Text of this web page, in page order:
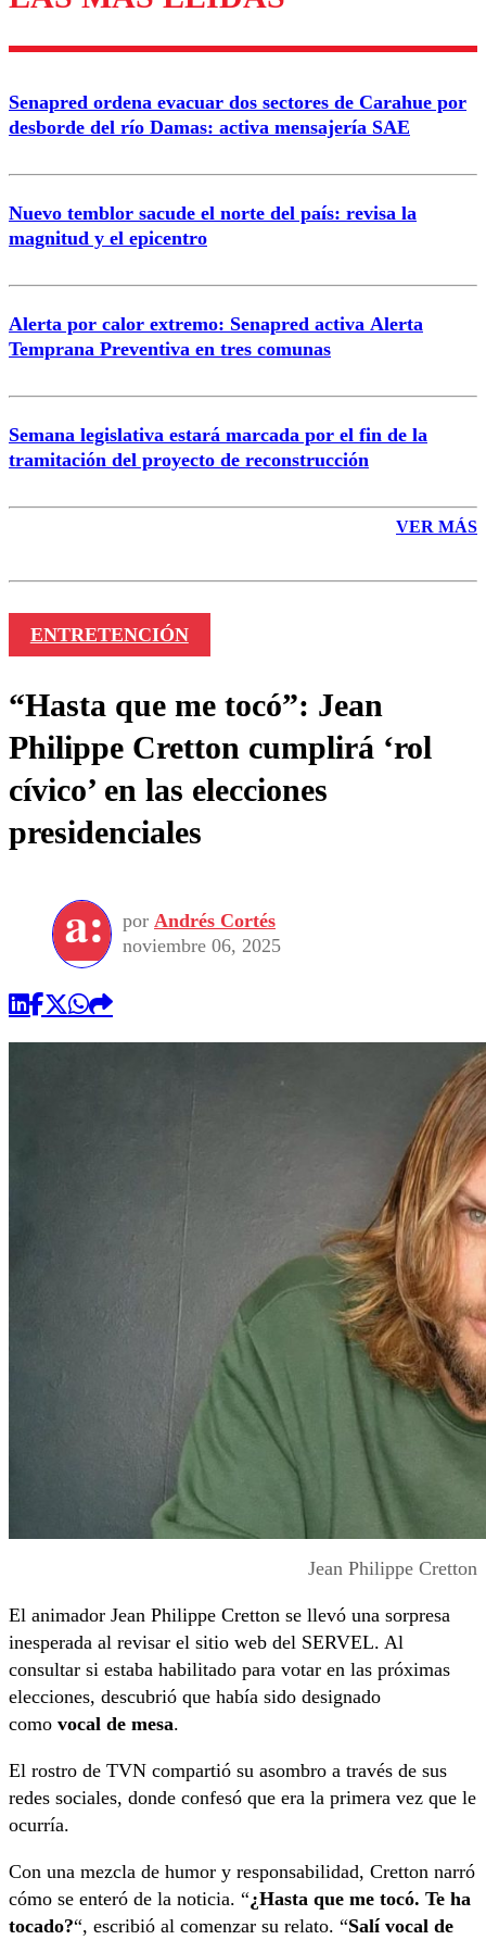
diálogo respetuoso.
Nombre
Correo
Senapred ordena evacuar dos sectores de Carahue por
desborde del río Damas: activa mensajería SAE
Nuevo temblor sacude el norte del país: revisa la
magnitud y el epicentro
Alerta por calor extremo: Senapred activa Alerta
Temprana Preventiva en tres comunas
Semana legislativa estará marcada por el fin de la
tramitación del proyecto de reconstrucción
VER MÁS
ENTRETENCIÓN
“Hasta que me tocó”: Jean
Philippe Cretton cumplirá ‘rol
cívico’ en las elecciones
presidenciales
por Andrés Cortés
noviembre 06, 2025
Jean Philippe Cretton
El animador Jean Philippe Cretton se llevó una sorpresa
inesperada al revisar el sitio web del SERVEL. Al
consultar si estaba habilitado para votar en las próximas
elecciones, descubrió que había sido designado
como vocal de mesa.
El rostro de TVN compartió su asombro a través de sus
redes sociales, donde confesó que era la primera vez que le
ocurría.
Con una mezcla de humor y responsabilidad, Cretton narró
cómo se enteró de la noticia. “¿Hasta que me tocó. Te ha
tocado?“, escribió al comenzar su relato. “Salí vocal de